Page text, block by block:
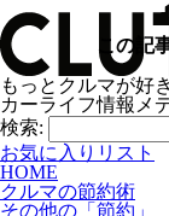
もっとクルマが好
カーライフ情報メ
検索:
お気に入りリスト
HOME
クルマの節約術
その他の「節約」
この記